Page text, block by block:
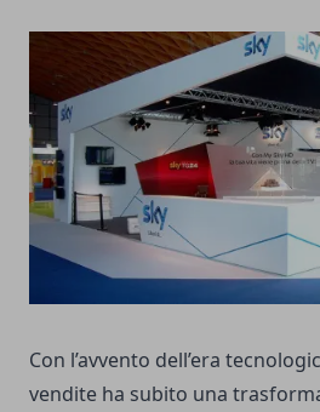
Con l’avvento dell’era
vendite ha subito una